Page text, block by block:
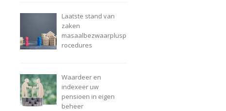
Laatste stand van
zaken
masaalbezwaarplusp
rocedures
Waardeer en
indexeer uw
pensioen in eigen
beheer